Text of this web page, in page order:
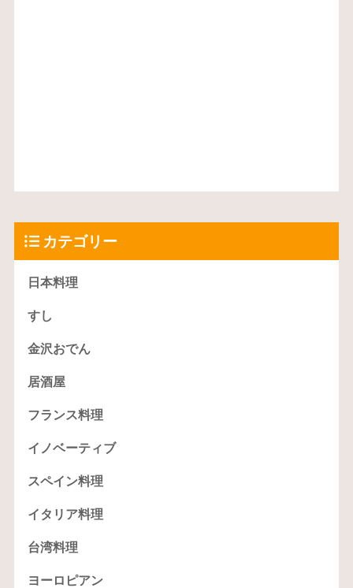
カテゴリー
日本料理
すし
金沢おでん
居酒屋
フランス料理
イノベーティブ
スペイン料理
イタリア料理
台湾料理
ヨーロピアン